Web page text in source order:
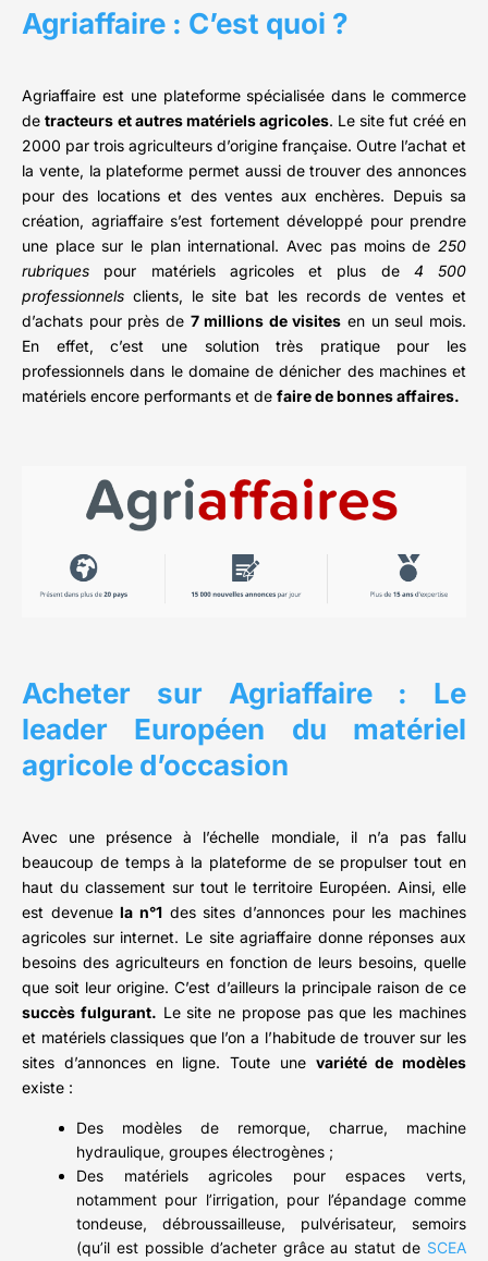
Agriaffaire : C’est quoi ?
Agriaffaire est une plateforme spécialisée dans le commerce
de tracteurs et autres matériels agricoles. Le site fut créé en
2000 par trois agriculteurs d’origine française. Outre l’achat et
la vente, la plateforme permet aussi de trouver des annonces
pour des locations et des ventes aux enchères. Depuis sa
création, agriaffaire s’est fortement développé pour prendre
une place sur le plan international. Avec pas moins de 250
rubriques pour matériels agricoles et plus de 4 500
professionnels clients, le site bat les records de ventes et
d’achats pour près de 7 millions de visites en un seul mois.
En effet, c’est une solution très pratique pour les
professionnels dans le domaine de dénicher des machines et
matériels encore performants et de faire de bonnes affaires.
Acheter sur Agriaffaire : Le
leader Européen du matériel
agricole d’occasion
Avec une présence à l’échelle mondiale, il n’a pas fallu
beaucoup de temps à la plateforme de se propulser tout en
haut du classement sur tout le territoire Européen. Ainsi, elle
est devenuela n°1 des sites d’annonces pour les machines
agricoles sur internet. Le site agriaffaire donne réponses aux
besoins des agriculteurs en fonction de leurs besoins, quelle
que soit leur origine. C’est d’ailleurs la principale raison de ce
succès fulgurant. Le site ne propose pas que les machines
et matériels classiques que l’on a l’habitude de trouver sur les
sites d’annonces en ligne. Toute une variété de modèles
existe :
Des modèles de remorque, charrue, machine
hydraulique, groupes électrogènes ;
Des matériels agricoles pour espaces verts,
notamment pour l’irrigation, pour l’épandage comme
tondeuse, débroussailleuse, pulvérisateur, semoirs
(qu’il est possible d’acheter grâce au statut de SCEA